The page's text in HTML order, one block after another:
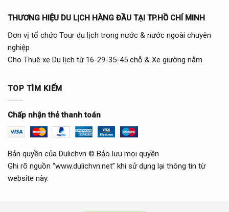
THƯƠNG HIỆU DU LỊCH HÀNG ĐẦU TẠI TP.HỒ CHÍ MINH
Đơn vị tổ chức Tour du lịch trong nước & nước ngoài chuyên
nghiệp
Cho Thuê xe Du lịch từ 16-29-35-45 chỗ & Xe giường nằm
TOP TÌM KIẾM
Chấp nhận thẻ thanh toán
Bản quyền của Dulichvn © Bảo lưu mọi quyền
Ghi rõ nguồn “www.dulichvn.net” khi sử dụng lại thông tin từ
website này.